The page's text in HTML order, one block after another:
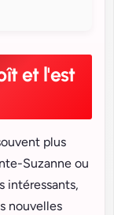
et l'est
plus
Suzanne ou
intéressants,
nouvelles